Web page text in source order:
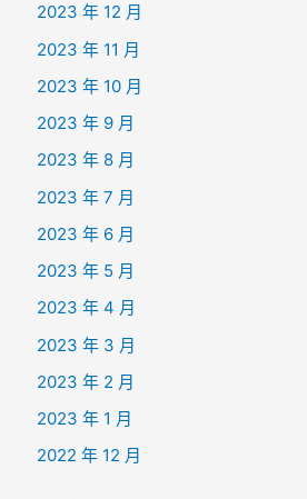
2023 年 12 月
2023 年 11 月
2023 年 10 月
2023 年 9 月
2023 年 8 月
2023 年 7 月
2023 年 6 月
2023 年 5 月
2023 年 4 月
2023 年 3 月
2023 年 2 月
2023 年 1 月
2022 年 12 月